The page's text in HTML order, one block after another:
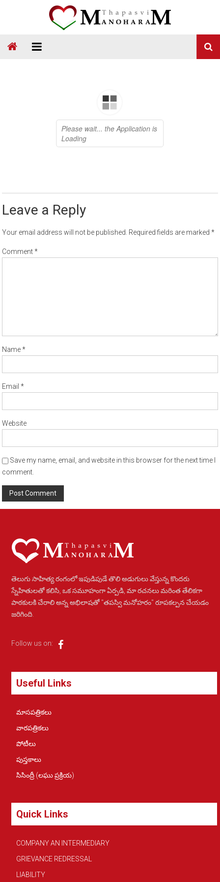
Thapasvi
Leave a Reply
Your email address will not be published. Required fields are marked*
Comment*
Name*
Email*
Website
Save my name, email, and website in this browser for the next time I
comment.
తెలుగు సాహిత్య రంగంలో ఇపుడిపుడే తొలి అడుగులు వేస్తున్న కొందరు
స్నేహితులతో కలిసి, ఒక సమూహంగా ఏర్పడి, మా రచనలు మరింత తేలికగా
పాఠకులకి చేరాలి అన్న అభిలాషతో "తపస్వి మనోహరం" రూపకల్పన చేయడం
జరిగింది.
Follow us on:
Useful Links
మాసపత్రికలు
వారపత్రికలు
పోటీలు
పుస్తకాలు
సిసింద్రీ (లఘు ప్రక్రియ)
Quick Links
COMPANY AN INTERMEDIARY
GRIEVANCE REDRESSAL
LIABILITY